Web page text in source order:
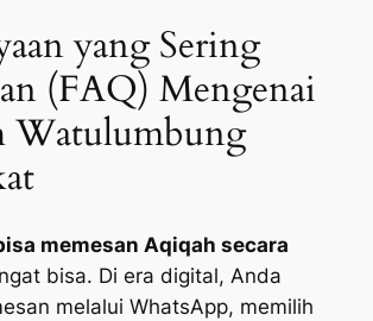
yang Sering
(FAQ) Mengenai
Watulumbung
memesan Aqiqah secara
bisa. Di era digital, Anda
melalui WhatsApp, memilih